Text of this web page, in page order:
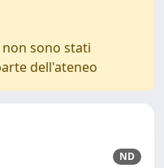
sono stati
dell'ateneo
ND